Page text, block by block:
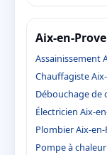
Aix-en-
Assainissement
Chauffagiste
Débouchage de
Électricien Aix-
Plombier Aix-
Pompe à